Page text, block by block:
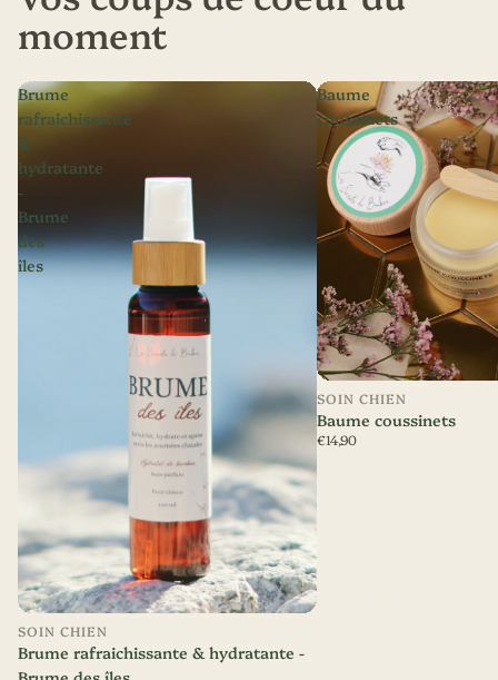
moment
Brume
rafraichissante
&
hydratante
-
Brume
des
îles
Nouveauté
SOIN CHIEN
Brume rafraichissante & hydratante -
Baume
coussinets
SOIN CHIEN
Baume coussinets
€14,90